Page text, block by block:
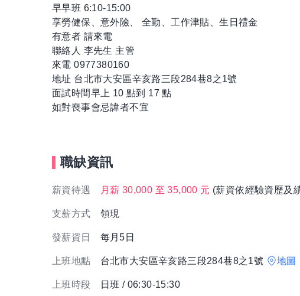
早早班 6:10-15:00
享勞健保、意外險、 全勤、工作津貼、生日禮金
有意者 請來電
聯絡人 李先生 主管
來電 0977380160
地址 台北市大安區辛亥路三段284巷8之1號
面試時間早上 10 點到 17 點
如對喪事會忌諱者不宜
職缺資訊
薪資待遇 月薪 30,000 至 35,000 元 (薪資依經驗資歷及
支薪方式 領現
發薪資日 每月5日
上班地點 台北市大安區辛亥路三段284巷8之1號 地圖
上班時段 日班 / 06:30-15:30